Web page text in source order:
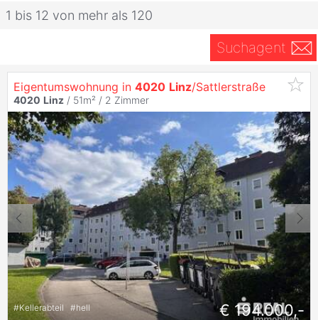
1 bis 12 von mehr als 120
Suchagent
Eigentumswohnung in 4020 Linz/Sattlerstraße
4020 Linz / 51m² / 2 Zimmer
#Kellerabteil #hell € 194.000,-